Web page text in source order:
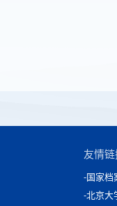
友情
-国家档
-北京大